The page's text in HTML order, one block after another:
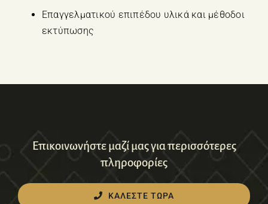
Επαγγελματικού επιπέδου υλικά και μέθοδοι
εκτύπωσης
Επικοινωνήστε μαζί μας για περισσότερες
πληροφορίες
ΚΑΛΕΣΤΕ ΤΩΡΑ